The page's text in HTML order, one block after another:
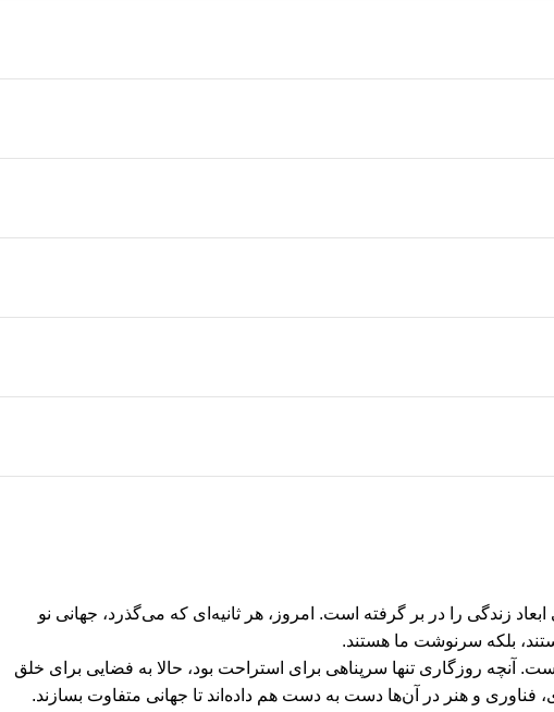
زندگی را در بر گرفته است. امروز، هر ثانیه‌ای که می‌گذرد، جهانی نو
بلکه سرنوشت ما هستند.
آنچه روزگاری تنها سرپناهی برای استراحت بود، حالا به فضایی برای خلق
فناوری و هنر در آن‌ها دست به دست هم داده‌اند تا جهانی متفاوت بسازند.